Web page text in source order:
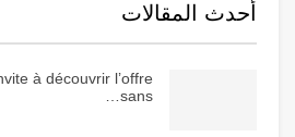
أحدث المقالات
à découvrir l’offre
sans…